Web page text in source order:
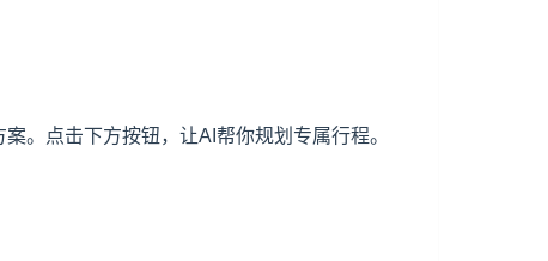
。点击下方按钮，让AI帮你规划专属行程。